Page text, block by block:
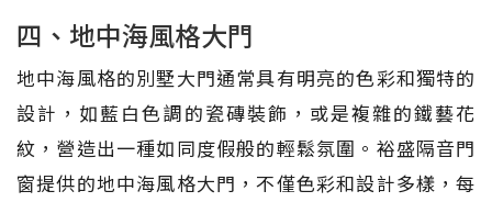
四、地中海風格大門
地中海風格的別墅大門通常具有明亮的色彩和獨特的
設計，如藍白色調的瓷磚裝飾，或是複雜的鐵藝花
紋，營造出一種如同度假般的輕鬆氛圍。裕盛隔音門
窗提供的地中海風格大門，不僅色彩和設計多樣，每